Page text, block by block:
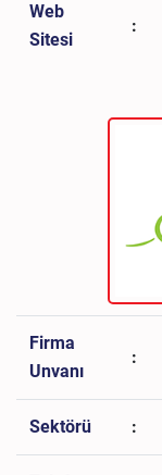
Web
Sitesi
:
Firma
Unvanı
:
Sektörü :